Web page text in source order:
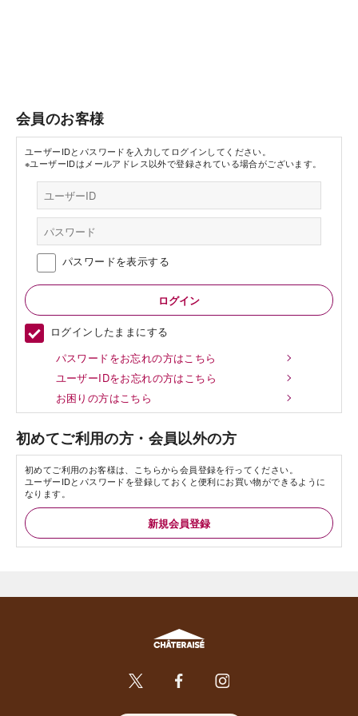
会員のお客様
ユーザーIDとパスワードを入力してログインしてください。
※ユーザーIDはメールアドレス以外で登録されている場合がございます。
パスワードを表示する
ログインしたままにする
パスワードをお忘れの方はこちら
ユーザーIDをお忘れの方はこちら
お困りの方はこちら
初めてご利用の方・会員以外の方
初めてご利用のお客様は、こちらから会員登録を行ってください。
ユーザーIDとパスワードを登録しておくと便利にお買い物ができるように
なります。